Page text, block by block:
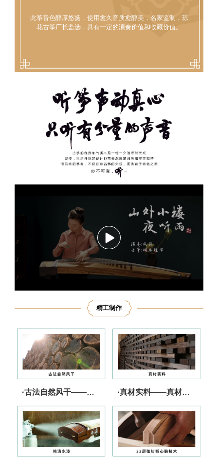
此筝音色醇厚悠扬，使用愈久音质愈醇美，名家监制，琼
花古筝厂长监选，具有一定的演奏价值和收藏价值。
播
放
精工制作
·古法自然风干——实力储备 音质上乘 ·真材实料——真材实料 行业承诺